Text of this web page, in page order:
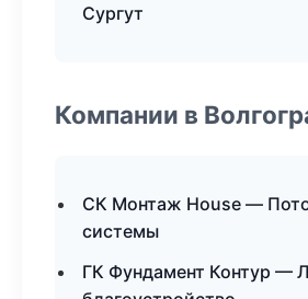
Сургут
Компании в
СК Монтаж House —
системы
ГК Фундамент Контур —